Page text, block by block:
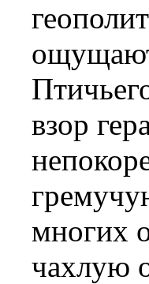
взор
многих
чахлую